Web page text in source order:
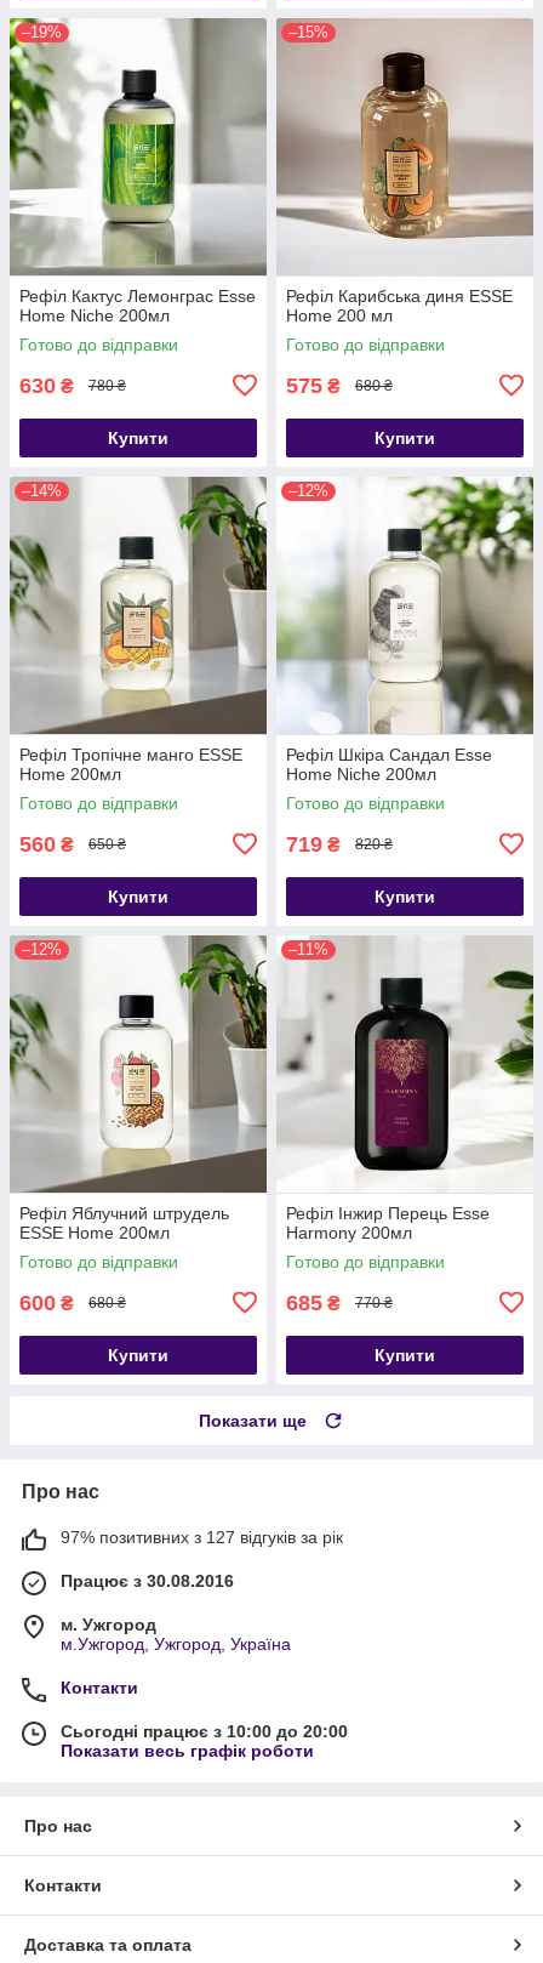
–19%
Рефіл Кактус Лемонграс Esse
Home Niche 200мл
Готово до відправки
630 ₴ 780 ₴
Купити
–15%
Рефіл Карибська диня ESSE
Home 200 мл
Готово до відправки
575 ₴ 680 ₴
Купити
–14%
Рефіл Тропічне манго ESSE
Home 200мл
Готово до відправки
560 ₴ 650 ₴
Купити
–12%
Рефіл Шкіра Сандал Esse
Home Niche 200мл
Готово до відправки
719 ₴ 820 ₴
Купити
–12%
Рефіл Яблучний штрудель
ESSE Home 200мл
Готово до відправки
600 ₴ 680 ₴
Купити
–11%
Рефіл Інжир Перець Esse
Harmony 200мл
Готово до відправки
685 ₴ 770 ₴
Купити
Показати ще
Про нас
97% позитивних з 127 відгуків за рік
Працює з 30.08.2016
м. Ужгород
м.Ужгород, Ужгород, Україна
Контакти
Сьогодні працює з 10:00 до 20:00
Показати весь графік роботи
Про нас
Контакти
Доставка та оплата